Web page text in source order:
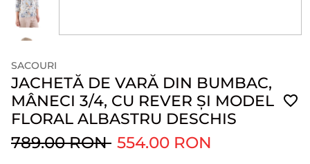
SACOURI
JACHETĂ DE VARĂ DIN BUMBAC,
MÂNECI 3/4, CU REVER ȘI MODEL
FLORAL ALBASTRU DESCHIS
789.00 RON 554.00 RON